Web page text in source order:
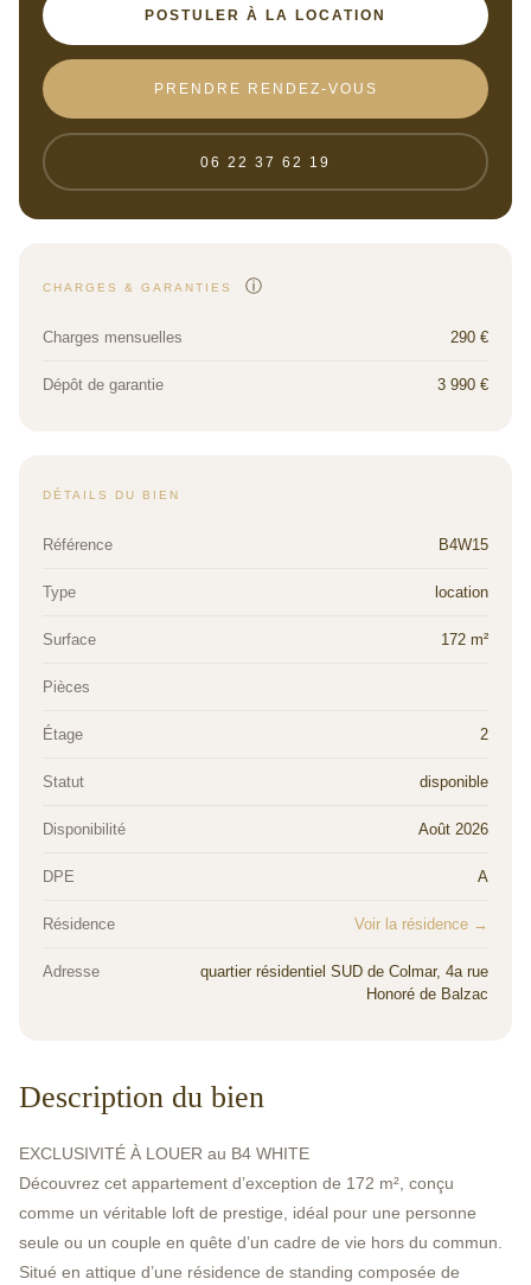
Description du bien
EXCLUSIVITÉ À LOUER au B4 WHITE
Découvrez cet appartement d’exception de 172 m², conçu
comme un véritable loft de prestige, idéal pour une personne
seule ou un couple en quête d’un cadre de vie hors du commun.
Situé en attique d’une résidence de standing composée de
POSTULER À LA LOCATION
PRENDRE RENDEZ-VOUS
06 22 37 62 19
CHARGES & GARANTIES ⓘ
Charges mensuelles 290 €
Dépôt de garantie 3 990 €
DÉTAILS DU BIEN
Référence B4W15
Type location
Surface 172 m²
Pièces
Étage 2
Statut disponible
Disponibilité Août 2026
DPE A
Résidence Voir la résidence →
Adresse
quartier résidentiel SUD de Colmar, 4a rue
Honoré de Balzac